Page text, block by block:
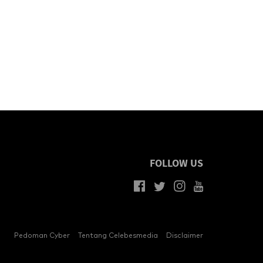
FOLLOW US
Pedoman Cyber Tentang Celebesmedia Disclaimer